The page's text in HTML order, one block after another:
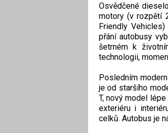
Osvědčené
motory (v rozpětí
Friendly
přání autobusy
šetrném k
technologii,
Posledním
je od staršího
T, nový model
exteriéru i
celků. Autobus je